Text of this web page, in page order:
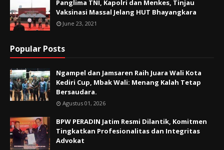
Panglima TNI, Kapolri dan Menkes, Tinjau
Vaksinasi Massal Jelang HUT Bhayangkara
June 23, 2021
Popular Posts
Ngampel dan Jamsaren Raih Juara Wali Kota
Kediri Cup, Mbak Wali: Menang Kalah Tetap
Bersaudara.
Agustus 01, 2026
BPW PERADIN Jatim Resmi Dilantik, Komitmen
Tingkatkan Profesionalitas dan Integritas
Advokat